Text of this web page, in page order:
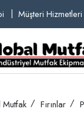
Müşteri Hizmetleri
Mutfak Fırınlar